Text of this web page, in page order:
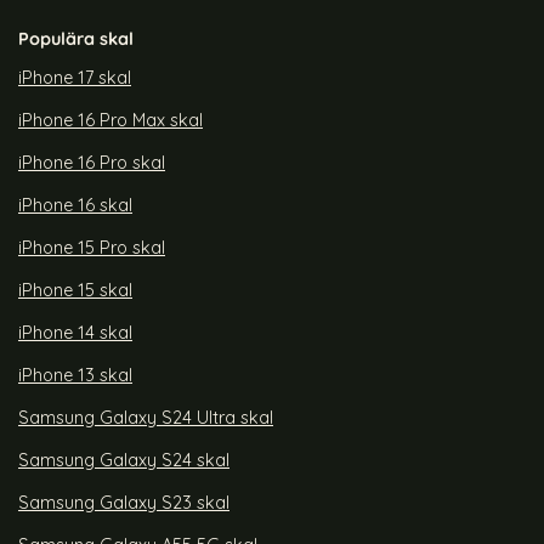
Populära skal
iPhone 17 skal
iPhone 16 Pro Max skal
iPhone 16 Pro skal
iPhone 16 skal
iPhone 15 Pro skal
iPhone 15 skal
iPhone 14 skal
iPhone 13 skal
Samsung Galaxy S24 Ultra skal
Samsung Galaxy S24 skal
Samsung Galaxy S23 skal